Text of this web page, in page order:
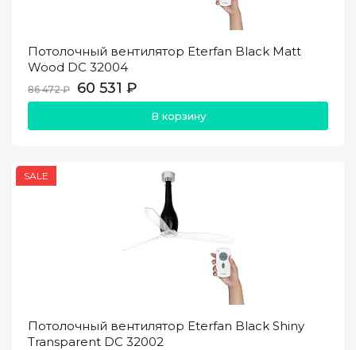
Потолочный вентилятор Eterfan Black Matt
Wood DC 32004
86 472 ₽ 60 531 ₽
В корзину
SALE
Потолочный вентилятор Eterfan Black Shiny
Transparent DC 32002